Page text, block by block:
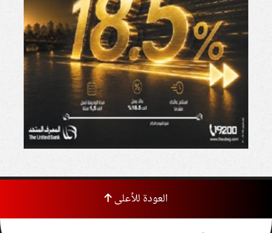
العودة للأعلى